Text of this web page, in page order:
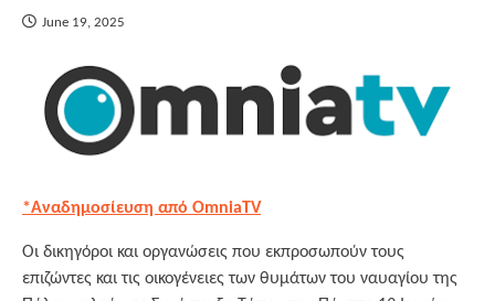
June 19, 2025
*Αναδημοσίευση από OmniaTV
Οι δικηγόροι και οργανώσεις που εκπροσωπούν τους
επιζώντες και τις οικογένειες των θυμάτων του ναυαγίου της